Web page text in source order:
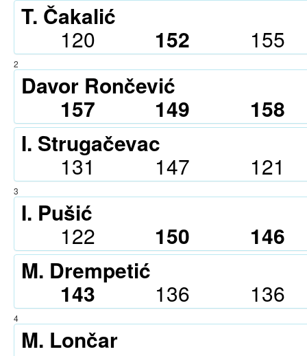
T. Čakalić
120 152 155
2
Davor Rončević
157 149
158
I. Strugačevac
131 147 121
3
I. Pušić
122 150
146
M. Drempetić
143 136 136
4
M. Lončar